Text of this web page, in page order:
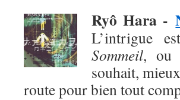
Ryô Hara-
L’intrigue
Sommeil,
souhait,
route pour bien tout